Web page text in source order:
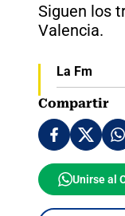
Siguen los
Valencia.
La Fm
Compartir
Unirse al